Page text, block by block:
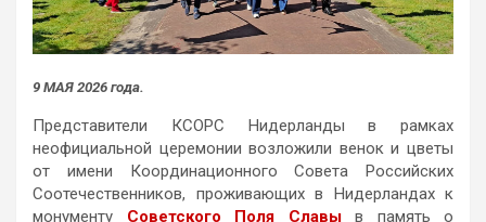
9 МАЯ 2026 года.
Представители КСОРС Нидерланды в рамках
неофициальной церемонии возложили венок и цветы
от имени Координационного Совета Российских
Соотечественников, проживающих в Нидерландах к
монументу Советского Поля Славыв память о